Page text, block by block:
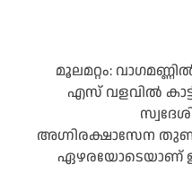
മൂലമറ്റം:
എസ് വളവിൽ
അഗ്നിരക്ഷാസേന
ഏഴരയോടെയാണ്